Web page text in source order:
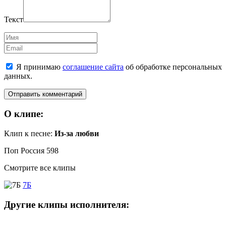
Текст
Имя
Email
Я принимаю соглашение сайта об обработке персональных
данных.
О клипе:
Клип к песне: Из-за любви
Поп Россия 598
Смотрите все клипы
7Б
Другие клипы исполнителя: